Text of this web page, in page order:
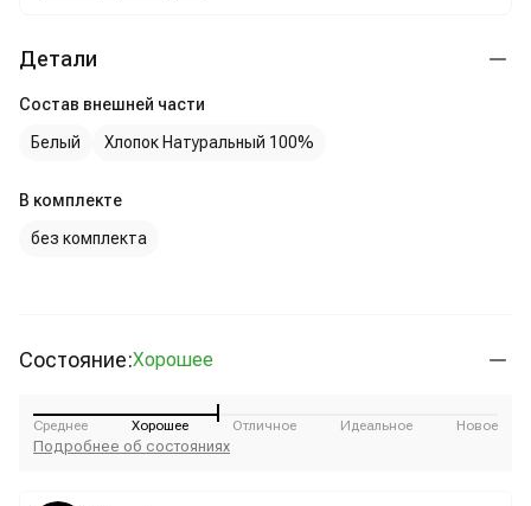
Детали
Состав внешней части
Белый
Хлопок Натуральный 100%
В комплекте
без комплекта
Состояние:Хорошее
Среднее Хорошее Отличное Идеальное Новое
Подробнее об состояниях